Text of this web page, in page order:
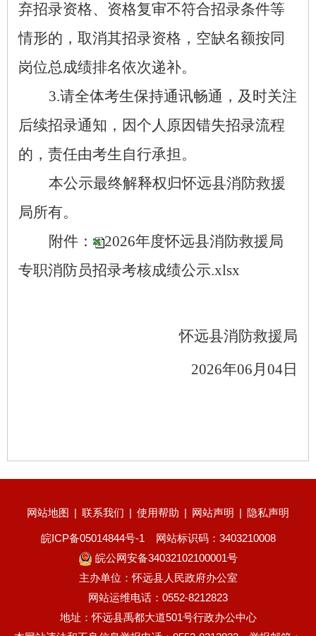
弃招录资格、资格复审不符合招录条件等
情形的，取消其招录资格，空缺名额按同
岗位总成绩排名依次递补。
3.请全体考生保持通讯畅通，及时关注
后续招录通知，因个人原因错失招录流程
的，责任由考生自行承担。
本公示最终解释权归怀远县消防救援
局所有。
附件：
2026年度怀远县消防救援局
专职消防员招录考核成绩公示.xlsx
怀远县消防救援局
2026年06月 04日
网站地图 | 联系我们 | 使用帮助 | 网站声明 | 隐私声明
皖ICP备05014844号-1
网站标识码：3403210008
皖公网安备34032102100001号
主办单位：怀远县人民政府办公室
网站运维电话：0552-8212823
地址：怀远县禹都大道501号行政办公中心